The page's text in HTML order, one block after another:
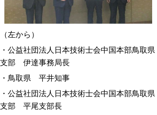
（左から）
・公益社団法人日本技術士会中国本部鳥取県
支部 伊達事務局長
・鳥取県 平井知事
・ 公益社団法人日本技術士会中国本部鳥取県
支部 平尾支部長